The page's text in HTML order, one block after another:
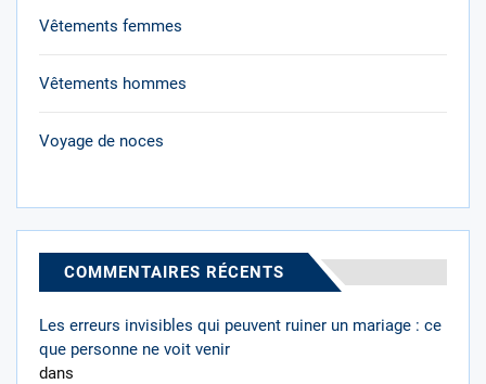
Vêtements femmes
Vêtements hommes
Voyage de noces
COMMENTAIRES RÉCENTS
Les erreurs invisibles qui peuvent ruiner un mariage : ce
que personne ne voit venir
dans